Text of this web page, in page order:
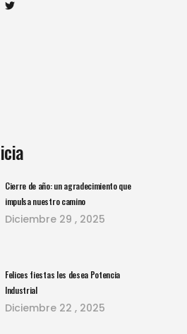
Cierre de año: un agradecimiento que
impulsa nuestro camino
Diciembre 29 , 2025
Felices fiestas les desea Potencia
Industrial
Diciembre 22 , 2025